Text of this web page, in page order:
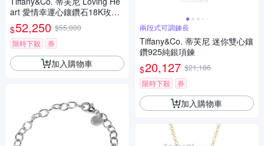
art 愛情幸運心鑲鑽石18K玫瑰
金項鍊
$52,250 $55,000
限時下殺
券
加入購物車
兩段式可調鍊長
Tiffany&Co. 蒂芙尼 迷你雙心鑲
鑽925純銀項鍊
$20,127 $21,186
限時下殺
券
加入購物車